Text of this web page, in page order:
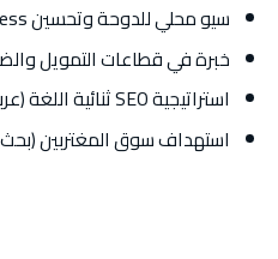
سيو محلي للدوحة وتحسين Google Business
خبرة في قطاعات التمويل
استراتيجية SEO ثنائية اللغة (عربي وإنجليزي)
استهداف سوق المغتربين (بحث